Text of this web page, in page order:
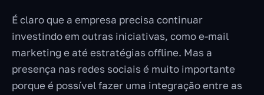
É claro que a empresa precisa continuar
investindo em outras iniciativas, como e-mail
marketing e até estratégias offline. Mas a
presença nas redes sociais é muito importante
porque é possível fazer uma integração entre as